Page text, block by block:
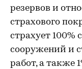
резервов и
страхового
страхует 100%
сооружений и
работ, а также